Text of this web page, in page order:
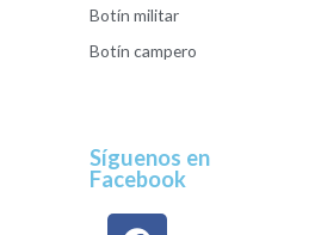
Botín militar
Botín campero
Síguenos en
Facebook